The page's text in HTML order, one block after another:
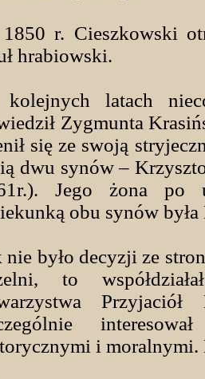
r. Cieszkowski
hrabiowski.
latach
Zygmunta
się ze swoją
dwu synów –
Jego żona po
obu synów
nie było decyzji ze
to
i moralnymi.